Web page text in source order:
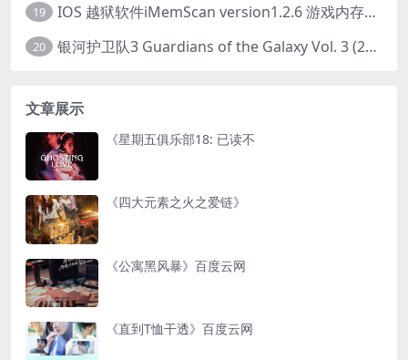
19 IOS 越狱软件iMemScan version1.2.6 游戏内存修改器
20 银河护卫队3 Guardians of the Galaxy Vol. 3 (2023)4K高清资源1080p只分享精品
文章展示
《星期五俱乐部18: 已读不
《四大元素之火之爱链》
《公寓黑风暴》百度云网
《直到T恤干透》百度云网